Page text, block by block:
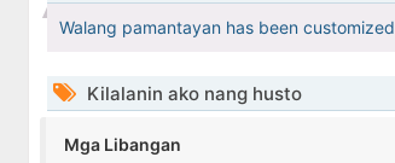
Walang pamantayan has been customized
Kilalanin ako nang husto
Mga Libangan